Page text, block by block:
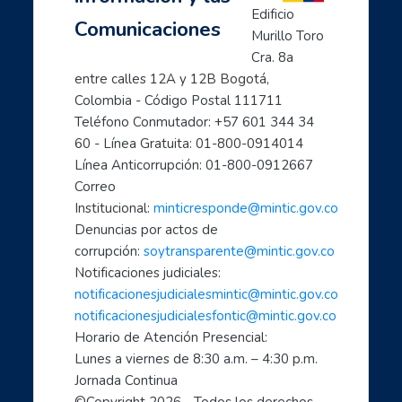
Página principal
- Aprende a usar Internet fácilmente
- Introducción al mundo digital
- Formación en Internet para personas mayores
- Mujeres líderes de la Transformación Digital
- Mujeres creadoras de contenido Digital
- Transforma tu mundo con internet: paso a paso de...
- Ciberperiodismo comunitario a tu alcance
- Cómo hacer trámites por internet con el estado
- Aprende a cuidarte en el mundo digital
- Las TIC aliadas fundamentales para el teletrabaj...
- Sácale provecho a tus dispositivos móviles: celu...
- Soy un profe TIC: Comparte con el mundo tus cono...
1, 2, 3 X TIC
Comunicaciones
Edificio
Murillo Toro
Cra. 8a
entre calles 12A y 12B Bogotá,
Colombia - Código Postal 111711
Teléfono Conmutador: +57 601 344 34
60 - Línea Gratuita: 01-800-0914014
Línea Anticorrupción: 01-800-0912667
Correo
Institucional: minticresponde@mintic.gov.co
Denuncias por actos de
corrupción: soytransparente@mintic.gov.co
Notificaciones judiciales:
notificacionesjudicialesmintic@mintic.gov.co
notificacionesjudicialesfontic@mintic.gov.co
Horario de Atención Presencial:
Lunes a viernes de 8:30 a.m. – 4:30 p.m.
Jornada Continua